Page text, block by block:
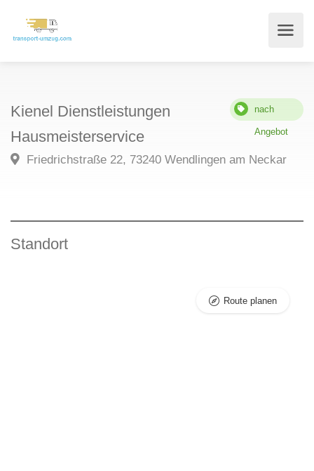
Kienel Dienstleistungen
Hausmeisterservice
nach
Angebot
Friedrichstraße 22, 73240 Wendlingen am Neckar
Standort
Route planen